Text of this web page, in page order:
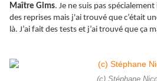
Maître Gims. Je ne suis pas
des reprises mais j'ai trouvé que c’était
là. J’ai fait des tests et j’ai trouvé que ça
(c) Stéphane